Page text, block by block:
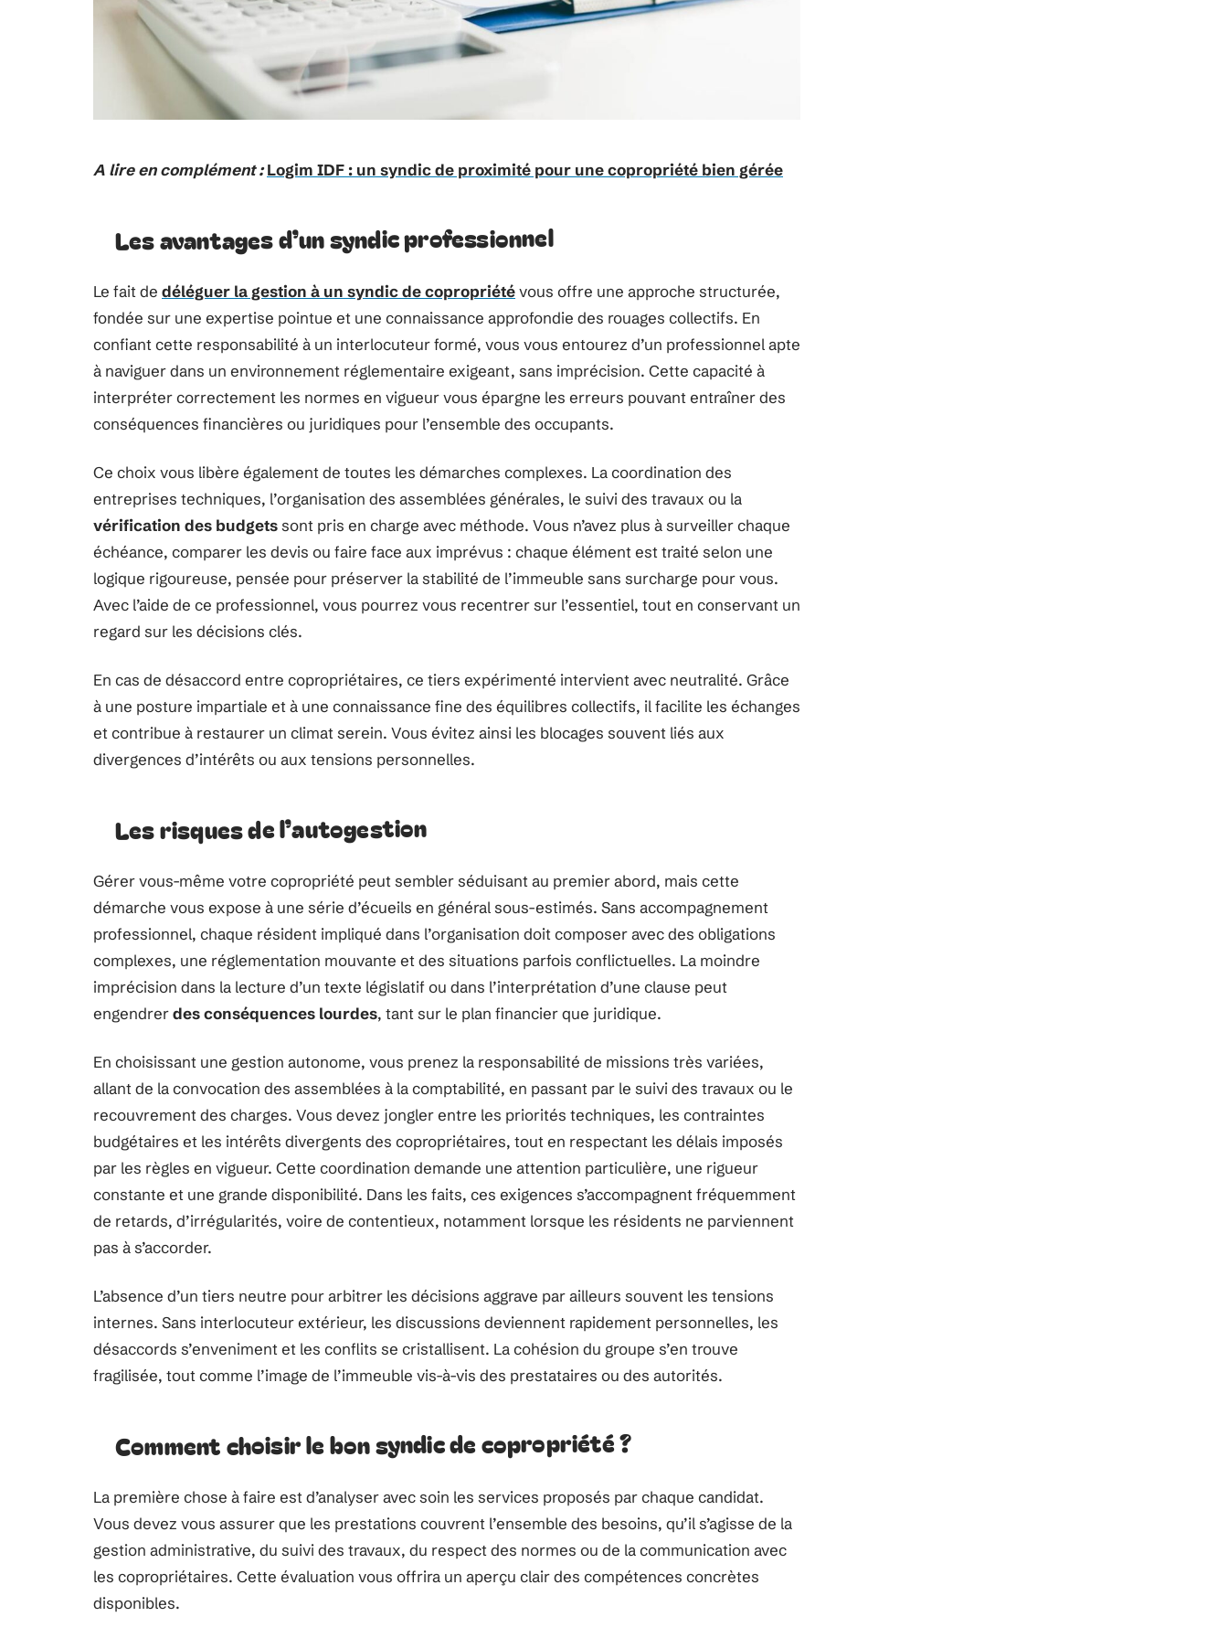
A lire en complément : Logim IDF : un syndic de proximité pour une copropriété bien gérée
Les avantages d’un syndic professionnel
Le fait de déléguer la gestion à un syndic de copropriétévous offre une approche structurée,
fondée sur une expertise pointue et une connaissance approfondie des rouages collectifs. En
confiant cette responsabilité à un interlocuteur formé, vous vous entourez d’un professionnel apte
à naviguer dans un environnement réglementaire exigeant, sans imprécision. Cette capacité à
interpréter correctement les normes en vigueur vous épargne les erreurs pouvant entraîner des
conséquences financières ou juridiques pour l’ensemble des occupants.
Ce choix vous libère également de toutes les démarches complexes. La coordination des
entreprises techniques, l’organisation des assemblées générales, le suivi des travaux ou la
vérification des budgetssont pris en charge avec méthode. Vous n’avez plus à surveiller chaque
échéance, comparer les devis ou faire face aux imprévus : chaque élément est traité selon une
logique rigoureuse, pensée pour préserver la stabilité de l’immeuble sans surcharge pour vous.
Avec l’aide de ce professionnel, vous pourrez vous recentrer sur l’essentiel, tout en conservant un
regard sur les décisions clés.
En cas de désaccord entre copropriétaires, ce tiers expérimenté intervient avec neutralité. Grâce
à une posture impartiale et à une connaissance fine des équilibres collectifs, il facilite les échanges
et contribue à restaurer un climat serein. Vous évitez ainsi les blocages souvent liés aux
divergences d’intérêts ou aux tensions personnelles.
Les risques de l’autogestion
Gérer vous-même votre copropriété peut sembler séduisant au premier abord, mais cette
démarche vous expose à une série d’écueils en général sous-estimés. Sans accompagnement
professionnel, chaque résident impliqué dans l’organisation doit composer avec des obligations
complexes, une réglementation mouvante et des situations parfois conflictuelles. La moindre
imprécision dans la lecture d’un texte législatif ou dans l’interprétation d’une clause peut
engendrerdes conséquences lourdes, tant sur le plan financier que juridique.
En choisissant une gestion autonome, vous prenez la responsabilité de missions très variées,
allant de la convocation des assemblées à la comptabilité, en passant par le suivi des travaux ou le
recouvrement des charges. Vous devez jongler entre les priorités techniques, les contraintes
budgétaires et les intérêts divergents des copropriétaires, tout en respectant les délais imposés
par les règles en vigueur. Cette coordination demande une attention particulière, une rigueur
constante et une grande disponibilité. Dans les faits, ces exigences s’accompagnent fréquemment
de retards, d’irrégularités, voire de contentieux, notamment lorsque les résidents ne parviennent
pas à s’accorder.
L’absence d’un tiers neutre pour arbitrer les décisions aggrave par ailleurs souvent les tensions
internes. Sans interlocuteur extérieur, les discussions deviennent rapidement personnelles, les
désaccords s’enveniment et les conflits se cristallisent. La cohésion du groupe s’en trouve
fragilisée, tout comme l’image de l’immeuble vis-à-vis des prestataires ou des autorités.
Comment choisir le bon syndic de copropriété ?
La première chose à faire est d’analyser avec soin les services proposés par chaque candidat.
Vous devez vous assurer que les prestations couvrent l’ensemble des besoins, qu’il s’agisse de la
gestion administrative, du suivi des travaux, du respect des normes ou de la communication avec
les copropriétaires. Cette évaluation vous offrira un aperçu clair des compétences concrètes
disponibles.